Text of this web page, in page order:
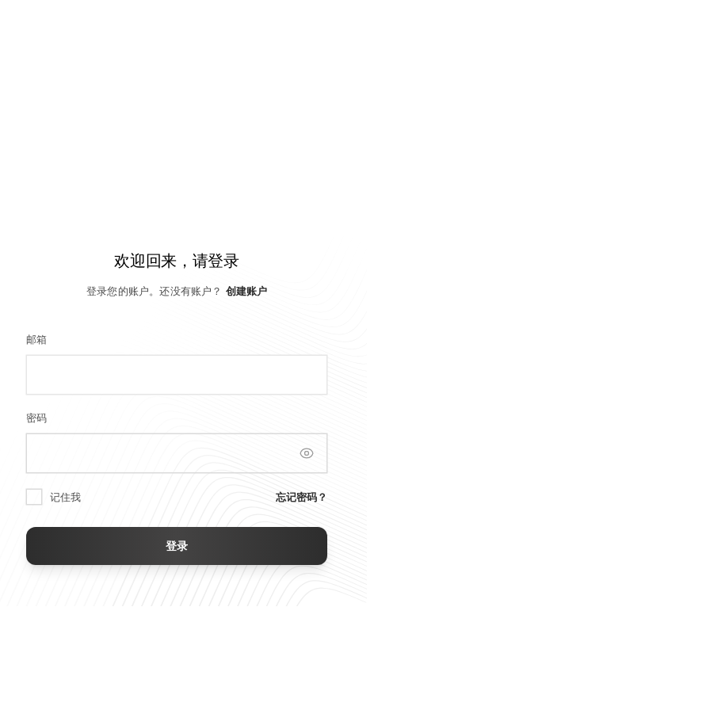
欢迎回来，请登录
登录您的账户。还没有账户？ 创建账户
邮箱
密码
记住我 忘记密码？
登录